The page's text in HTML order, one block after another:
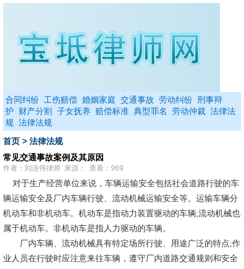
合同纠纷 工伤赔偿 婚姻家庭 交通事故 劳动纠纷 刑事辩
护
财产分割 子女抚养 赔偿标准 典型罪名 劳动仲裁 法律法
规 法律法规
首页 > 法律法规
常见交通事故案例及其原因
作者：刘连伟律师 来源： 查看：969
对于生产经营单位来说，车辆运输安全包括社会道路行驶的车
辆运输安全及厂内车辆行驶、流动机械运输安全等。运输车辆分
机动车和非机动车。机动车是指动力装置驱动的车辆;流动机械也
属于机动车。非机动车是指人力驱动的车辆。
厂内车辆、流动机械具有特定场所行驶、用途广泛的特点;作
业人员在行驶时应注意来往车辆，遵守厂内道路交通规则和安全